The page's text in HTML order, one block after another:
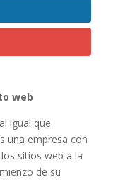
web
igual que
una empresa con
sitios web a la
de su